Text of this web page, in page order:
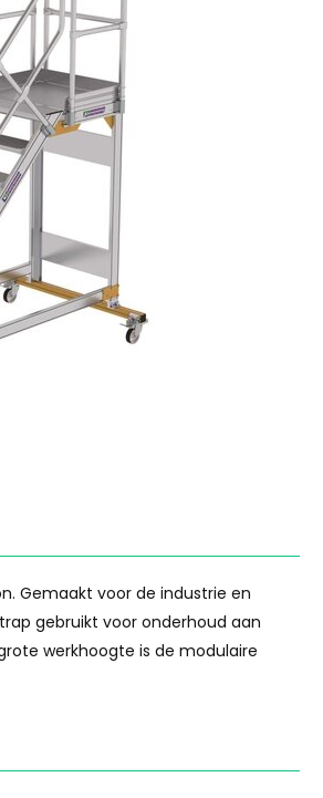
Gemaakt voor de industrie en
gebruikt voor onderhoud aan
werkhoogte is de modulaire